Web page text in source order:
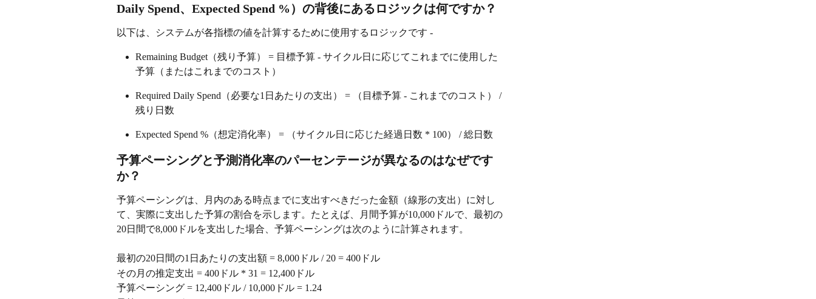
Daily Spend、Expected Spend %）の背後にあるロジックは何ですか？
以下は、システムが各指標の値を計算するために使用するロジックです -
Remaining Budget（残り予算） = 目標予算 - サイクル日に応じてこれまでに使用した
予算（またはこれまでのコスト）
Required Daily Spend（必要な1日あたりの支出） = （目標予算 - これまでのコスト） /
残り日数
Expected Spend %（想定消化率） = （サイクル日に応じた経過日数 * 100） / 総日数
予算ペーシングと予測消化率のパーセンテージが異なるのはなぜです
か？
予算ペーシングは、月内のある時点までに支出すべきだった金額（線形の支出）に対し
て、実際に支出した予算の割合を示します。たとえば、月間予算が10,000ドルで、最初の
20日間で8,000ドルを支出した場合、予算ペーシングは次のように計算されます。
最初の20日間の1日あたりの支出額 = 8,000ドル / 20 = 400ドル
その月の推定支出 = 400ドル * 31 = 12,400ドル
予算ペーシング = 12,400ドル / 10,000ドル = 1.24